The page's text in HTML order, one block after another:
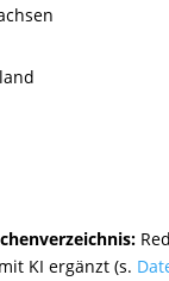
KI ergänzt (s.